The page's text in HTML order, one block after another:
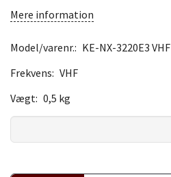
Mere information
Model/varenr.: KE-NX-3220E3 VHF
Frekvens: VHF
Vægt: 0,5 kg